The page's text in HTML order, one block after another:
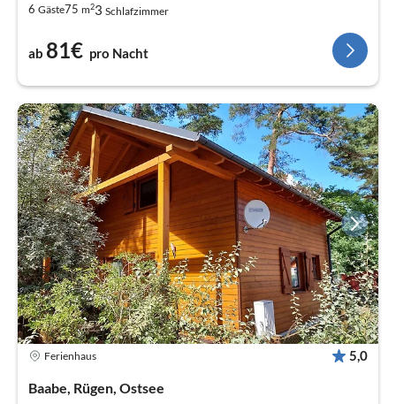
6 Gäste75 m23 Schlafzimmer
ab 81€ pro Nacht
Ferienhaus 5,0
Baabe, Rügen, Ostsee